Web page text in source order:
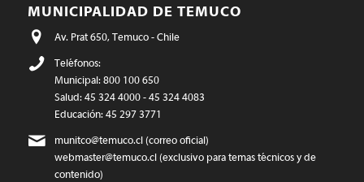
MUNICIPALIDAD DE TEMUCO
Av. Prat 650, Temuco - Chile
Teléfonos:
Municipal: 800 100 650
Salud: 45 324 4000 - 45 324 4083
Educación: 45 297 3771
munitco@temuco.cl(correo oficial)
webmaster@temuco.cl(exclusivo para temas técnicos y de
contenido)